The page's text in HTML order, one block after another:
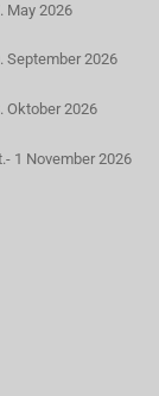
May 2026
September 2026
Oktober 2026
1 November 2026